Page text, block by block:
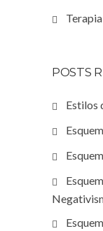
POSTS
Estilos